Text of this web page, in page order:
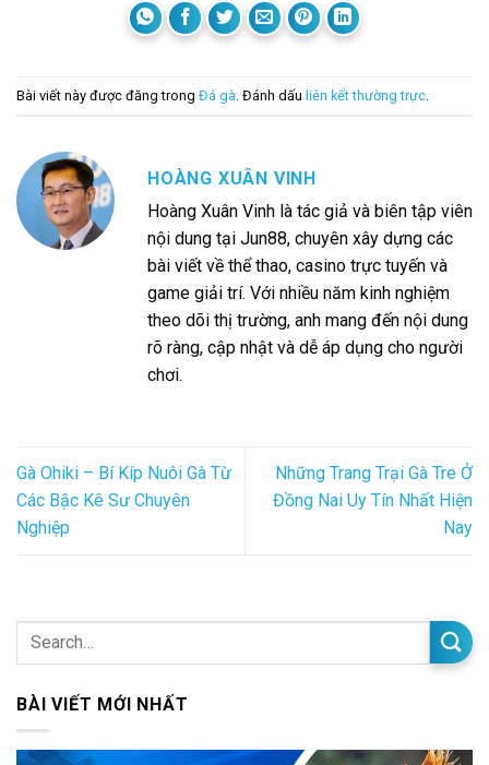
Bài viết này được đăng trong Đá gà . Đánh dấu liên kết thường trực
HOÀNG XUÂN VINH
Hoàng Xuân Vinh là tác giả và biên tập viên
nội dung tại Jun88, chuyên xây dựng các
bài viết về thể thao, casino trực tuyến và
game giải trí. Với nhiều năm kinh nghiệm
theo dõi thị trường, anh mang đến nội dung
rõ ràng, cập nhật và dễ áp dụng cho người
chơi.
Gà Ohiki – Bí Kíp Nuôi Gà Từ
Các Bậc Kê Sư Chuyên
Nghiệp
Những Trang Trại Gà Tre Ở
Đồng Nai Uy Tín Nhất Hiện
Nay
BÀI VIẾT MỚI NHẤT